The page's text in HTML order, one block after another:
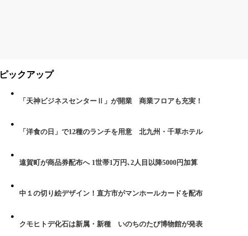
ピックアップ
「天神ビジネスセンターⅡ」が開業 商業フロアも充実！
「洋食の日」で12種のランチを用意 北九州・千草ホテル
遠賀町が商品券配布へ 1世帯1万円､2人目以降5000円加算
中１の切り絵デザイン！直方市がマンホールカードを配布
クモヒトデ化石は新属・新種 いのちのたび博物館が発表